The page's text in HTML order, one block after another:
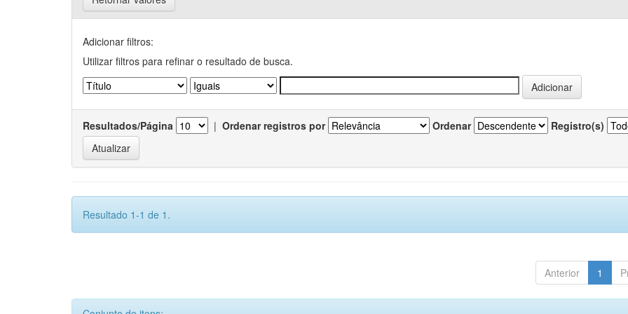
Adicionar filtros:
Utilizar filtros para refinar o resultado de busca.
Resultados/Página | Ordenar registros por Ordenar Registro(s)
Resultado 1-1 de 1.
Anterior 1